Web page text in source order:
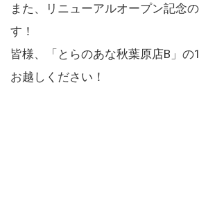
また、リニューアルオープン記念
す！
皆様、「とらのあな秋葉原店B」
お越しください！